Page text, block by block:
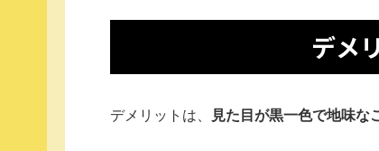
デメ
デメリットは、 見た目が黒一色で地味な